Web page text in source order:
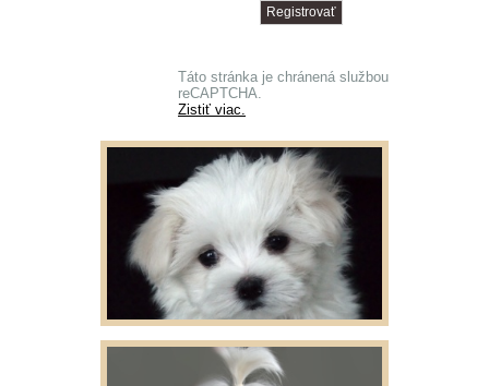
Táto stránka je chránená službou
reCAPTCHA.
Zistiť viac.